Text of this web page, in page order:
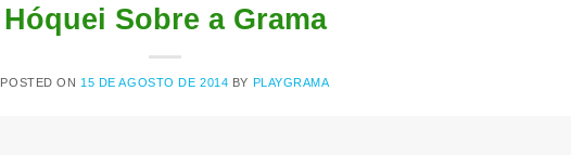
Hóquei Sobre a Grama
POSTED ON 15 DE AGOSTO DE 2014 BY PLAYGRAMA